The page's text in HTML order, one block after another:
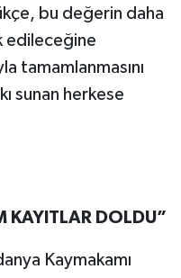
bu değerin daha
edileceğine
tamamlanmasını
sunan herkese
KAYITLAR DOLDU”
Kaymakamı